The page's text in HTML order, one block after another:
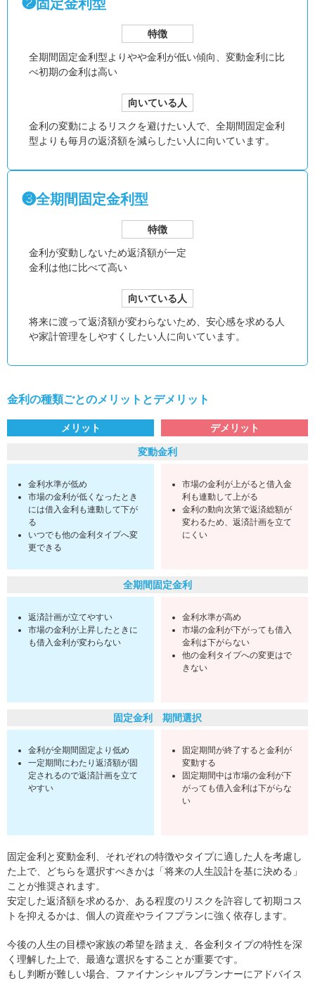
❷固定金利型
特徴
全期間固定金利型よりやや金利が低い傾向、 変動金利に比
べ初期の金利は高い
向いている人
金利の変動によるリスクを避けたい人で、全期間固定金利
型よりも毎月の返済額を減らしたい人に向いています。
❸全期間固定金利型
特徴
金利が変動しないため返済額が一定
金利は他に比べて高い
向いている人
将来に渡って返済額が変わらないため、安心感を求める人
や家計管理をしやすくしたい人に向いています。
金利の種類ごとのメリットとデメリット
メリット デメリット
変動金利
金利水準が低め
市場の金利が低くなったとき
には借入金利も連動して下が
る
いつでも他の金利タイプへ変
更できる
市場の金利が上がると借入金
利も連動して上がる
金利の動向次第で返済総額が
変わるため、返済計画を立て
にくい
全期間固定金利
返済計画が立てやすい
市場の金利が上昇したときに
も借入金利が変わらない
金利水準が高め
市場の金利が下がっても借入
金利は下がらない
他の金利タイプへの変更はで
きない
固定金利 期間選択
金利が全期間固定より低め
一定期間にわたり返済額が固
定されるので返済計画を立て
やすい
固定期間が終了すると金利が
変動する
固定期間中は市場の金利が下
がっても借入金利は下がらな
い
固定金利と変動金利、それぞれの特徴やタイプに適した人を考慮し
た上で、どちらを選択すべきかは「将来の人生設計を基に決める」
ことが推奨されます。
安定した返済額を求めるか、ある程度のリスクを許容して初期コス
トを抑えるかは、個人の資産やライフプランに強く依存します。
今後の人生の目標や家族の希望を踏まえ、各金利タイプの特性を深
く理解した上で、最適な選択をすることが重要です。
もし判断が難しい場合、ファイナンシャルプランナーにアドバイス